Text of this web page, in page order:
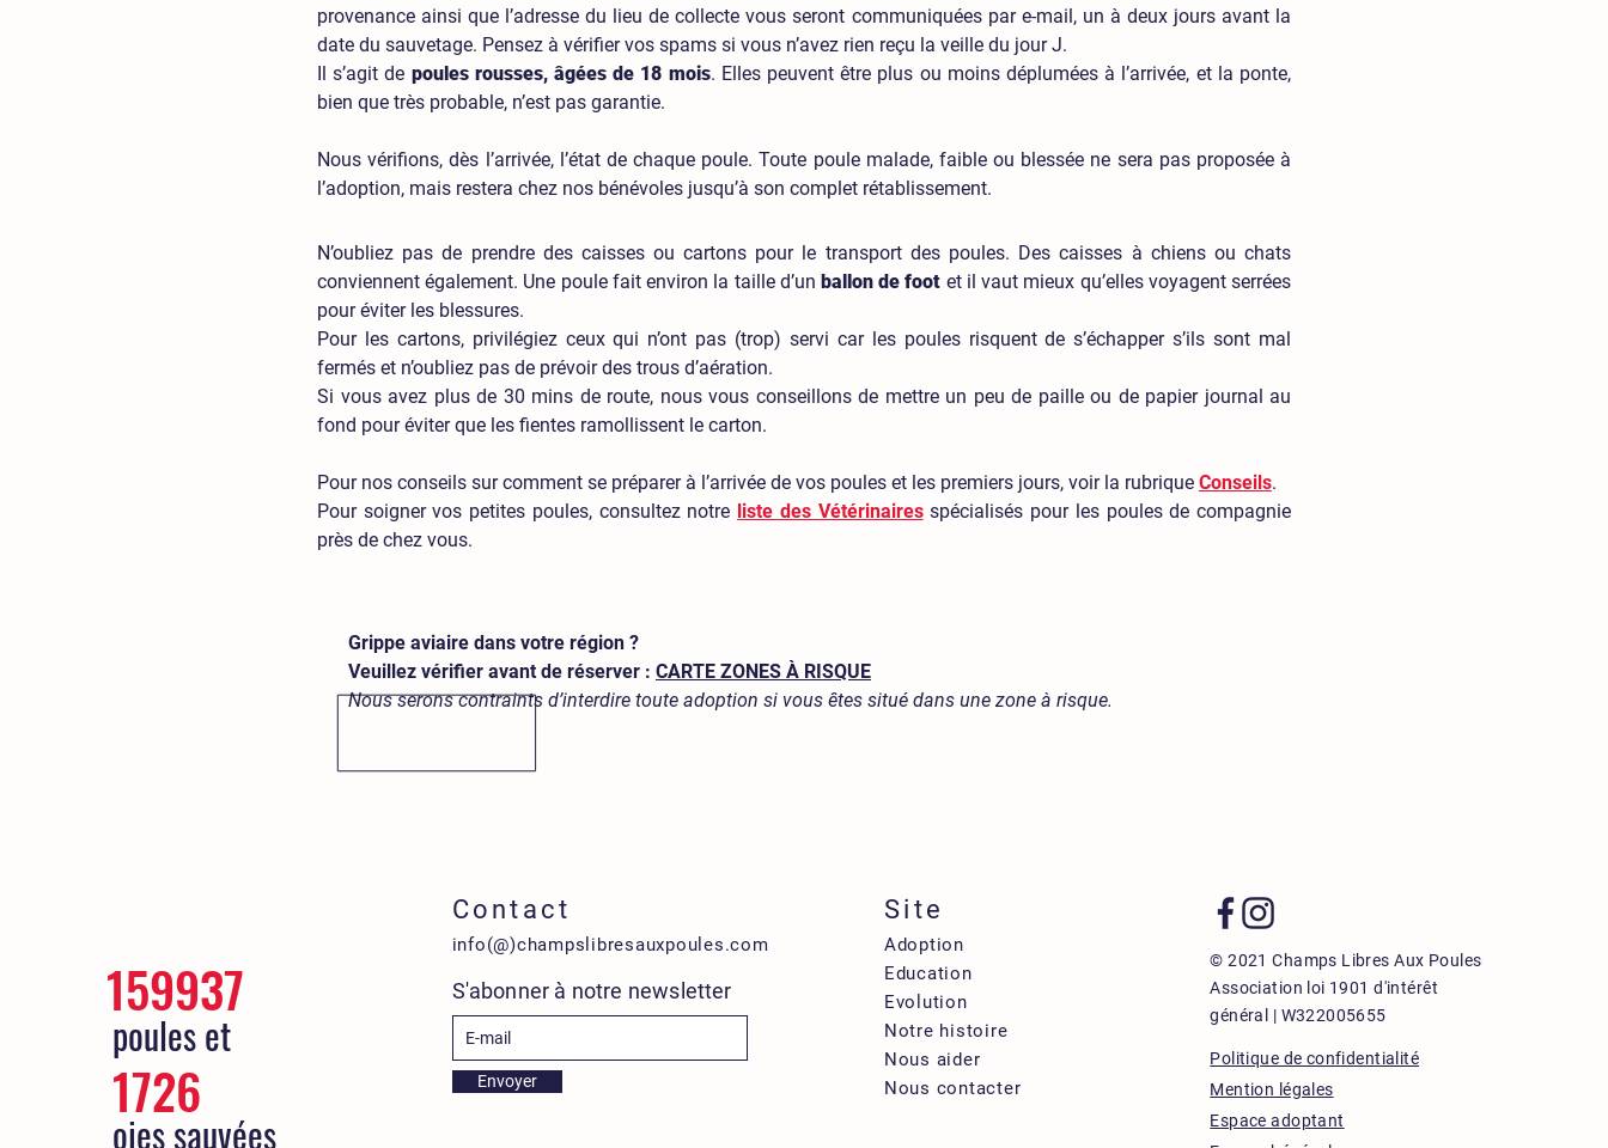
provenance ainsi que l’adresse du lieu de collecte vous seront communiquées par e-mail, un à deux jours avant la
date du sauvetage. Pensez à vérifier vos spams si vous n’avez rien reçu la veille du jour J.
Il s’agit de poules rousses, âgées de 18 mois. Elles peuvent être plus ou moins déplumées à l’arrivée, et la ponte,
bien que très probable, n’est pas garantie.
Nous vérifions, dès l’arrivée, l’état de chaque poule. Toute poule malade, faible ou blessée ne sera pas proposée à
l’adoption, mais restera chez nos bénévoles jusqu’à son complet rétablissement.
N’oubliez pas de prendre des caisses ou cartons pour le transport des poules. Des caisses à chiens ou chats
conviennent également. Une poule fait environ la taille d’un ballon de foot et il vaut mieux qu’elles voyagent serrées
pour éviter les blessures.
Pour les cartons, privilégiez ceux qui n’ont pas (trop) servi car les poules risquent de s’échapper s’ils sont mal
fermés et n’oubliez pas de prévoir des trous d’aération.
Si vous avez plus de 30 mins de route, nous vous conseillons de mettre un peu de paille ou de papier journal au
fond pour éviter que les fientes ramollissent le carton.
Pour nos conseils sur comment se préparer à l’arrivée de vos poules et les premiers jours, voir la rubrique Conseils.
Pour soigner vos petites poules, consultez notre liste des Vétérinairesspécialisés pour les poules de compagnie
près de chez vous.
Grippe aviaire dans votre région ?
Veuillez vérifier avant de réserver : CARTE ZONES À RISQUE
Nous serons contraints d’interdire toute adoption si vous êtes situé dans une zone à risque.
poules et
1726
oies sauvées
159937
Contact
info(@)champslibresauxpoules.com
S'abonner à notre newsletter
Envoyer
Site
Adoption
Education
Evolution
Notre histoire
Nous aider
Nous contacter
© 2021 Champs Libres Aux Poules
Association loi 1901d'intérêt
général | W322005655
Politique de confidentialité
Mention légales
Espace adoptant